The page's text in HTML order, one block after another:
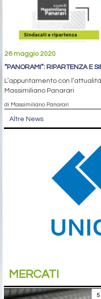
26 maggio 2020
“PANORAMI”: RIPARTENZA E
L’appuntamento con
Massimiliano Panarari
di Massimiliano Panarari
Altre News
MERCATI
5